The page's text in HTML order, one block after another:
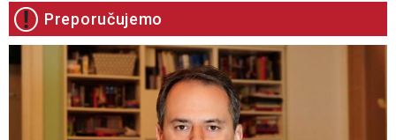
Preporučujemo